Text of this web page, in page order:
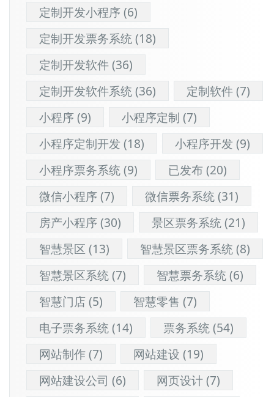
定制开发小程序(6)
定制开发票务系统(18)
定制开发软件(36)
定制开发软件系统(36) 定制软件(7)
小程序(9) 小程序定制 (7)
小程序定制开发 (18) 小程序开发 (9)
小程序票务系统(9) 已发布(20)
微信小程序(7) 微信票务系统(31)
房产小程序(30) 景区票务系统(21)
智慧景区 (13) 智慧景区票务系统(8)
智慧景区系统(7) 智慧票务系统(6)
智慧门店(5) 智慧零售 (7)
电子票务系统(14) 票务系统(54)
网站制作(7) 网站建设 (19)
网站建设公司 (6) 网页设计(7)